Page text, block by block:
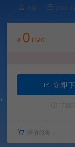
小豪 2023-
¥ 0 EMC
立即
增值服务：